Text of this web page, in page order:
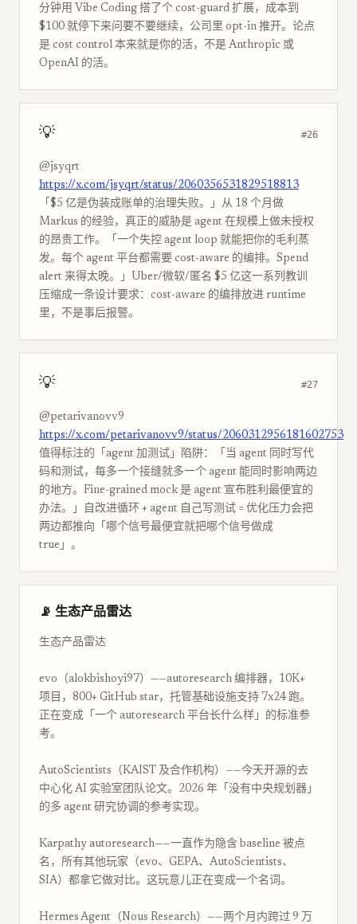
分钟用 Vibe Coding 搭了个 cost-guard 扩展，成本到
$100 就停下来问要不要继续，公司里 opt-in 推开。论点
是 cost control 本来就是你的活，不是 Anthropic 或
OpenAI 的活。
💡 #26
@jsyqrt
https://x.com/jsyqrt/status/2060356531829518813
「$5 亿是伪装成账单的治理失败。」从 18 个月做
Markus 的经验，真正的威胁是 agent 在规模上做未授权
的昂贵工作。「一个失控 agent loop 就能把你的毛利蒸
发。每个 agent 平台都需要 cost-aware 的编排。Spend
alert 来得太晚。」Uber/微软/匿名 $5 亿这一系列教训
压缩成一条设计要求：cost-aware 的编排放进 runtime
里，不是事后报警。
💡 #27
@petarivanovv9
https://x.com/petarivanovv9/status/2060312956181602753
值得标注的「agent 加测试」陷阱：「当 agent 同时写代
码和测试，每多一个接缝就多一个 agent 能同时影响两边
的地方。Fine-grained mock 是 agent 宣布胜利最便宜的
办法。」自改进循环 + agent 自己写测试 = 优化压力会把
两边都推向「哪个信号最便宜就把哪个信号做成
true」。
📡 生态产品雷达
生态产品雷达
evo（alokbishoyi97）——autoresearch 编排器，10K+
项目，800+ GitHub star，托管基础设施支持 7x24 跑。
正在变成「一个 autoresearch 平台长什么样」的标准参
考。
AutoScientists（KAIST 及合作机构）——今天开源的去
中心化 AI 实验室团队论文。2026 年「没有中央规划器」
的多 agent 研究协调的参考实现。
Karpathy autoresearch——一直作为隐含 baseline 被点
名，所有其他玩家（evo、GEPA、AutoScientists、
SIA）都拿它做对比。这玩意儿正在变成一个名词。
Hermes Agent（Nous Research）——两个月内跨过 9 万